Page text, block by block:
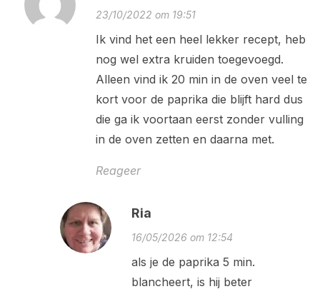
23/10/2022 om 19:51
Ik vind het een heel lekker recept, heb
nog wel extra kruiden toegevoegd.
Alleen vind ik 20 min in de oven veel te
kort voor de paprika die blijft hard dus
die ga ik voortaan eerst zonder vulling
in de oven zetten en daarna met.
Reageer
Ria
16/05/2026 om 12:54
als je de paprika 5 min.
blancheert, is hij beter